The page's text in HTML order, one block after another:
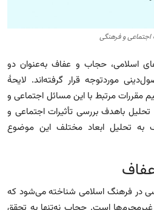
اجتماعی و فرهنگی
اسلامی، حجاب و عفاف به‌عنوان دو
موردتوجه قرار گرفته‌اند. لایحهٔ
مقررات مرتبط با این مسائل اجتماعی و
باهدف بررسی تأثیرات اجتماعی و
به تحلیل ابعاد مختلف این موضوع
در فرهنگ اسلامی شناخته می‌شود که